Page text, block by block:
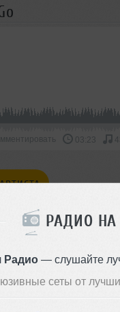
РАДИО НА
Радио— слушайте
сеты от
03:23